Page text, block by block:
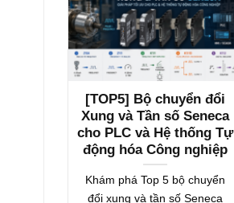
[TOP5] Bộ chuyển đổi
Xung và Tần số Seneca
cho PLC và Hệ thống Tự
động hóa Công nghiệp
Khám phá Top 5 bộ chuyển
đổi xung và tần số Seneca